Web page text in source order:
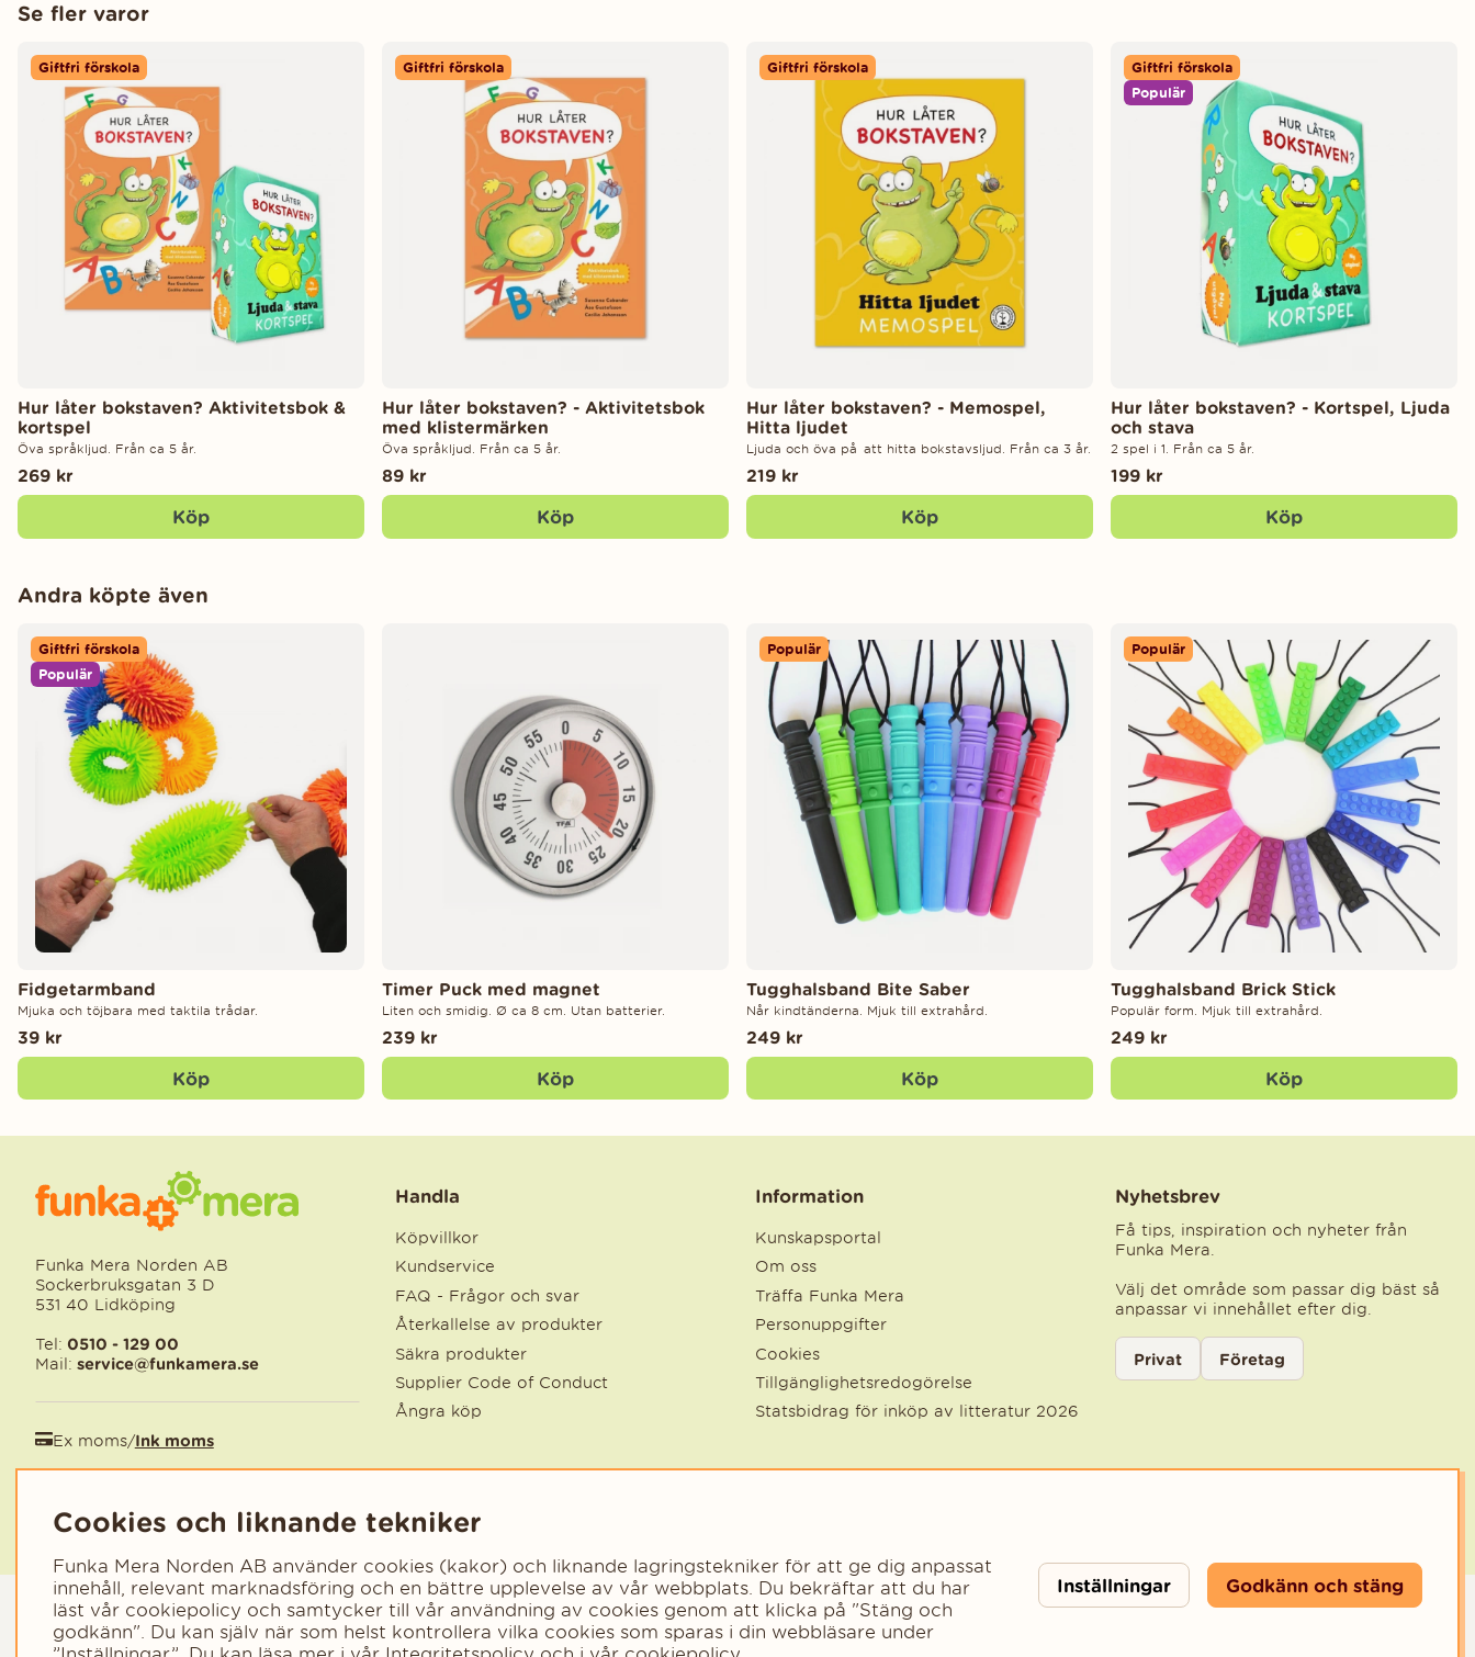
Se fler varor
Giftfri förskola
Hur låter bokstaven? Aktivitetsbok &
kortspel
Öva språkljud. Från ca 5 år.
269 kr
Köp
Giftfri förskola
Hur låter bokstaven? - Aktivitetsbok
med klistermärken
Öva språkljud. Från ca 5 år.
89 kr
Köp
Giftfri förskola
Hur låter bokstaven? - Memospel,
Hitta ljudet
Ljuda och öva på att hitta bokstavsljud. Från ca 3 år.
219 kr
Köp
Giftfri förskola
Populär
Hur låter bokstaven? - Kortspel, Ljuda
och stava
2 spel i 1. Från ca 5 år.
199 kr
Köp
Andra köpte även
Giftfri förskola
Populär
Fidgetarmband
Mjuka och töjbara med taktila trådar.
39 kr
Köp
Timer Puck med magnet
Liten och smidig. Ø ca 8 cm. Utan batterier.
239 kr
Köp
Populär
Tugghalsband Bite Saber
Når kindtänderna. Mjuk till extrahård.
249 kr
Köp
Populär
Tugghalsband Brick Stick
Populär form. Mjuk till extrahård.
249 kr
Köp
Funka Mera Norden AB
Sockerbruksgatan 3 D
531 40 Lidköping
Tel: 0510 - 129 00
Mail: service@funkamera.se
Ex moms/Ink moms
Handla
Köpvillkor
Kundservice
FAQ - Frågor och svar
Återkallelse av produkter
Säkra produkter
Supplier Code of Conduct
Ångra köp
Information
Kunskapsportal
Om oss
Träffa Funka Mera
Personuppgifter
Cookies
Tillgänglighetsredogörelse
Statsbidrag för inköp av litteratur 2026
Nyhetsbrev
Få tips, inspiration och nyheter från
Funka Mera.
Välj det område som passar dig bäst så
anpassar vi innehållet efter dig.
Välj kategori för nyhetsbrev
Privat Företag
Copyright © 2023 - Funka Mera Norden AB
Cookies och liknande tekniker
Funka Mera Norden AB använder cookies (kakor) och liknande lagringstekniker för att ge dig anpassat
innehåll, relevant marknadsföring och en bättre upplevelse av vår webbplats. Du bekräftar att du har
läst vår cookiepolicy och samtycker till vår användning av cookies genom att klicka på "Stäng och
godkänn". Du kan själv när som helst kontrollera vilka cookies som sparas i din webbläsare under
Inställningar Godkänn och stäng